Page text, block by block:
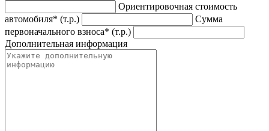
Ориентировочная стоимость
автомобиля* (т.р.)
Сумма
первоначального взноса* (т.р.)
Дополнительная информация